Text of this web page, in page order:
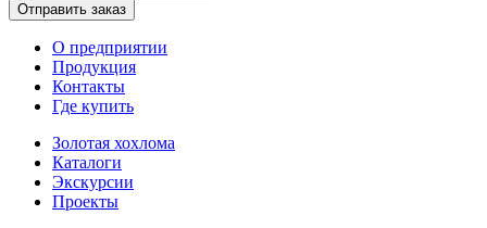
О предприятии
Продукция
Контакты
Где купить
Золотая хохлома
Каталоги
Экскурсии
Проекты